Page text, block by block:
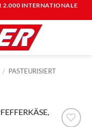
2.000 INTERNATIONALE
/ PASTEURISIERT